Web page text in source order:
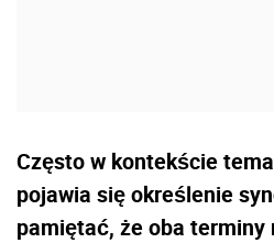
Często w kontekście
pojawia się określenie
pamiętać, że oba terminy